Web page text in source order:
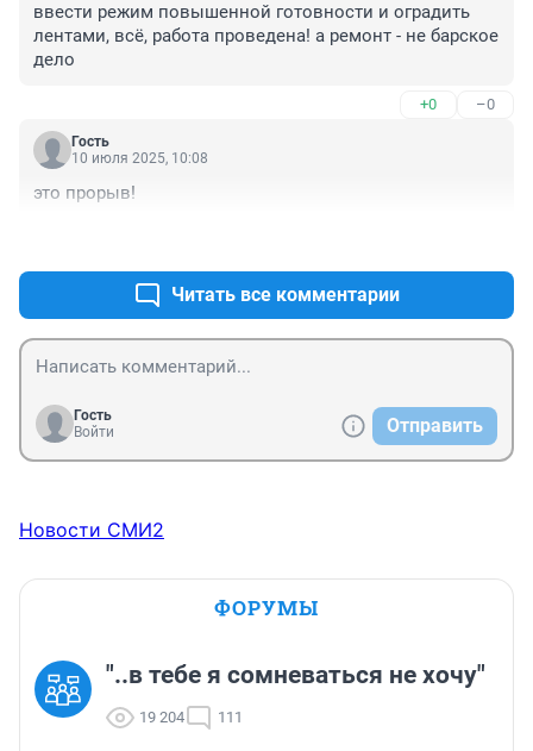
ввести режим повышенной готовности и оградить
лентами, всё, работа проведена! а ремонт - не барское
дело
+0 –0
Гость
10 июля 2025, 10:08
это прорыв!
Читать все комментарии
Гость
Войти
Отправить
Новости СМИ2
ФОРУМЫ
"..в тебе я сомневаться не хочу"
19 204 111